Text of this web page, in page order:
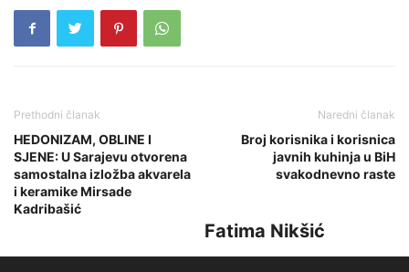
Prethodni članak
HEDONIZAM, OBLINE I
SJENE: U Sarajevu otvorena
samostalna izložba akvarela
i keramike Mirsade
Kadribašić
Naredni članak
Broj korisnika i korisnica
javnih kuhinja u BiH
svakodnevno raste
Fatima Nikšić